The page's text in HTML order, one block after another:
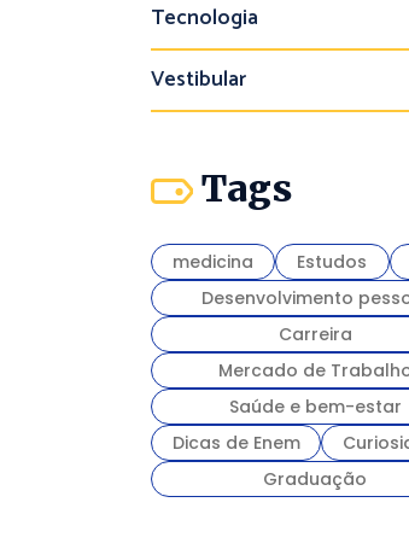
Tecnologia
Vestibular
Tags
medicina Estudos
Desenvolvimento
Carreira
Mercado de
Saúde e bem-estar
Dicas de Enem
Graduação